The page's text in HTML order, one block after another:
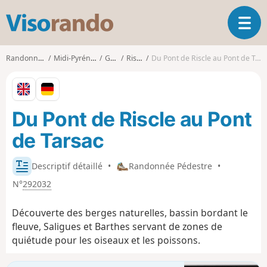
s
o
O
u
v
a
n
i
Randonnées Midi-Pyrénées Gers Riscle Du Pont de Riscle au Pont de Tarsac
Descriptif détaillé • Randonnée Pédestre •
N°292032
Du Pont de Riscle au Pont
de Tarsac
Découverte des berges naturelles, bassin bordant le
fleuve, Saligues et Barthes servant de zones de
quiétude pour les oiseaux et les poissons.